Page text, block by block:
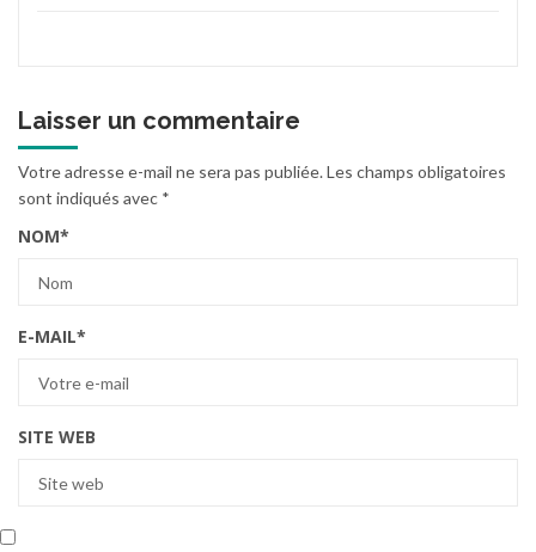
Laisser un commentaire
Votre adresse e-mail ne sera pas publiée.Les champs obligatoires
sont indiqués avec *
NOM*
E-MAIL*
SITE WEB